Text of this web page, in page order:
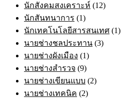
นักสังคมสงเคราะห์ (12)
นักสันทนาการ (1)
นักเทคโนโลยีสารสนเทศ (1)
นายช่างชลประทาน (3)
นายช่างผังเมือง (1)
นายช่างสำรวจ (9)
นายช่างเขียนแบบ (2)
นายช่างเทคนิค (2)